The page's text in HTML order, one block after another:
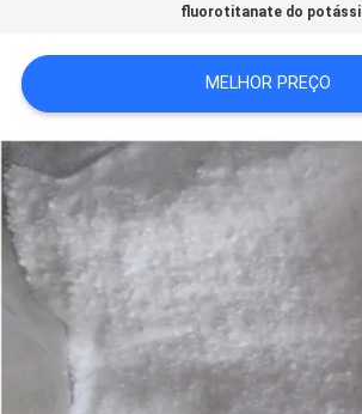
SOLICITE UM
ORÇAMENTO
MAPA
DO
SITE
POLÍTICA
fluorotitanate do
MELHOR PREÇO